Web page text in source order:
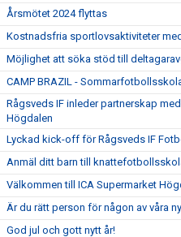
Årsmötet 2024 flyttas
Kostnadsfria sportlovsaktiviteter
Möjlighet att söka stöd till
CAMP BRAZIL -
Rågsveds IF inleder partnerskap
Högdalen
Lyckad kick-off för Rågsveds IF
Anmäl ditt barn till
Välkommen till ICA Supermarket
Är du rätt person för någon av våra
God jul och gott nytt år!